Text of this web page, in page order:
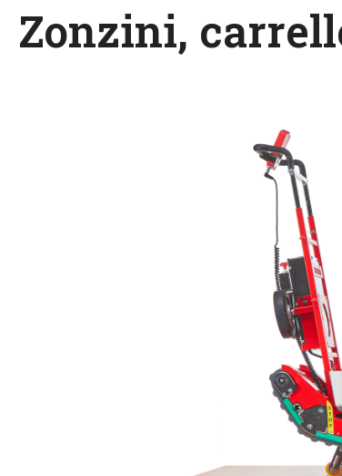
Zonzini,